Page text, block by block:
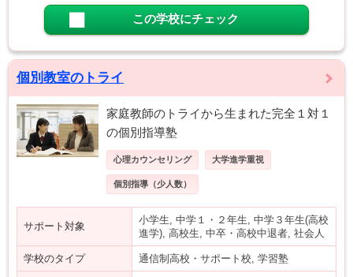
この学校にチェック
個別教室のトライ
家庭教師のトライから生まれた完全１対１
の個別指導塾
心理カウンセリング 大学進学重視
個別指導（少人数）
サポート対象
小学生, 中学１・２年生, 中学３年生(高校
進学), 高校生, 中卒・高校中退者, 社会人
学校のタイプ 通信制高校・サポート校, 学習塾